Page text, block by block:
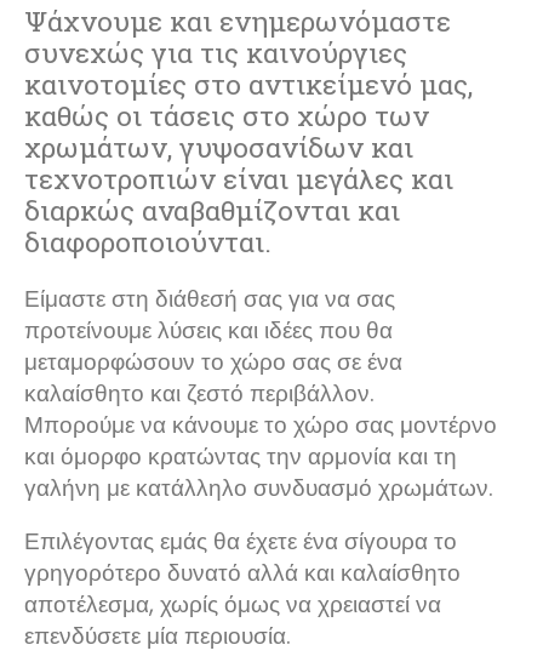
Ψάχνουμε και ενημερωνόμαστε
συνεχώς για τις καινούργιες
καινοτομίες στο αντικείμενό μας,
καθώς οι τάσεις στο χώρο των
χρωμάτων, γυψοσανίδων και
τεχνοτροπιών είναι μεγάλες και
διαρκώς αναβαθμίζονται και
διαφοροποιούνται.
Είμαστε στη διάθεσή σας για να σας
προτείνουμε λύσεις και ιδέες που θα
μεταμορφώσουν το χώρο σας σε ένα
καλαίσθητο και ζεστό περιβάλλον.
Μπορούμε να κάνουμε το χώρο σας μοντέρνο
και όμορφο κρατώντας την αρμονία και τη
γαλήνη με κατάλληλο συνδυασμό χρωμάτων.
Επιλέγοντας εμάς θα έχετε ένα σίγουρα το
γρηγορότερο δυνατό αλλά και καλαίσθητο
αποτέλεσμα, χωρίς όμως να χρειαστεί να
επενδύσετε μία περιουσία.